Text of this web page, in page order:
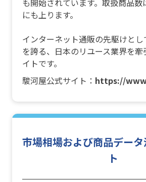
も開始されています。取扱商品数
にも上ります。
インターネット通販の先駆けとし
を誇る、日本のリユース業界を牽
イトです。
駿河屋公式サイト： https://
市場相場および商品デー
ト